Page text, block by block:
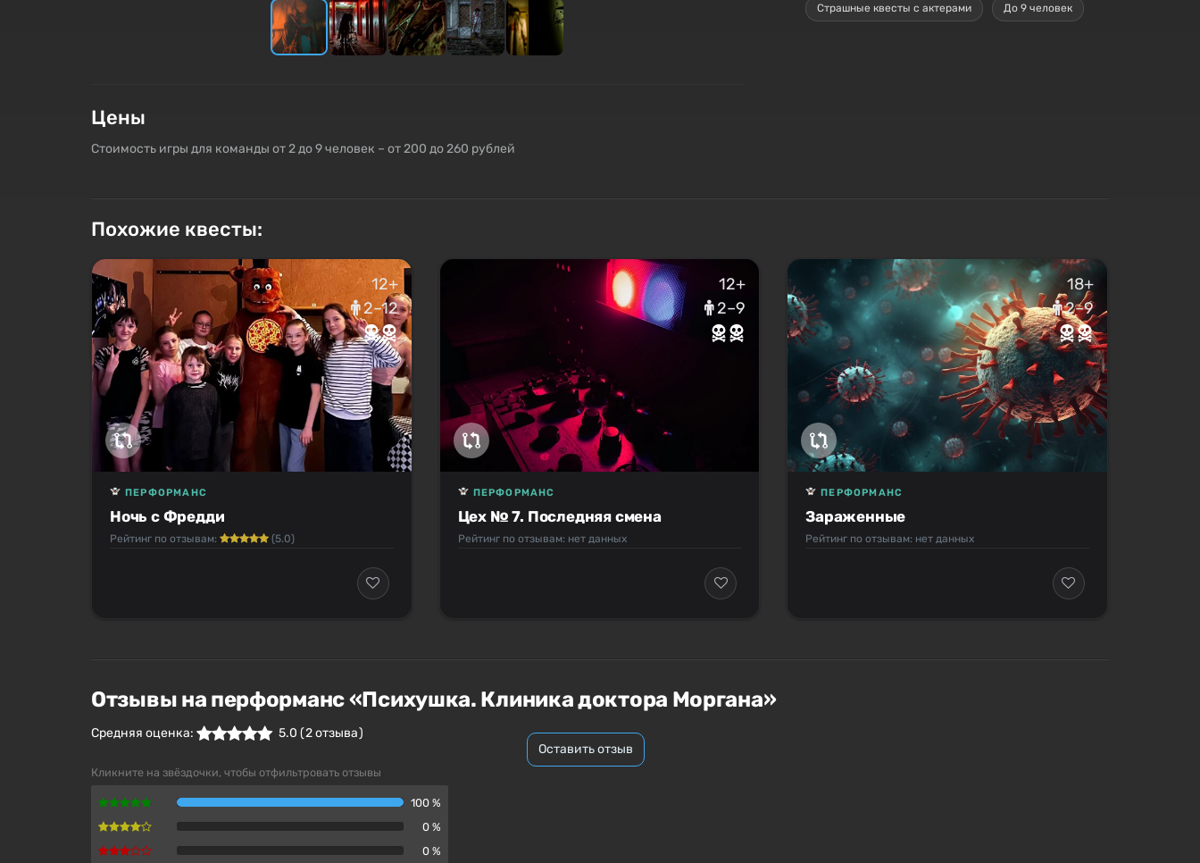
Страшные квесты с актерами До 9 человек
Цены
Стоимость игры для команды от 2 до 9 человек – от 200 до 260 рублей
Похожие квесты:
12+
2–12
Ночь с Фредди
ПЕРФОРМАНС
Рейтинг по отзывам: (5.0)
12+
2–9
Цех № 7. Последняя смена
ПЕРФОРМАНС
Рейтинг по отзывам: нет данных
18+
2–9
Зараженные
ПЕРФОРМАНС
Рейтинг по отзывам: нет данных
Отзывы на перформанс «Психушка. Клиника доктора Моргана»
Средняя оценка: 5.0 (2отзыва )
Кликните на звёздочки, чтобы отфильтровать отзывы
100 %
0 %
0 %
Оставить отзыв